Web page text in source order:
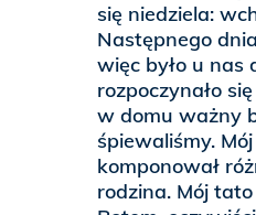
się niedziela:
Następnego
więc było u
rozpoczynało się
w domu ważny
śpiewaliśmy.
komponował
rodzina. Mój